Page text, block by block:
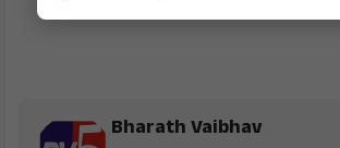
Bharath Vaibhav